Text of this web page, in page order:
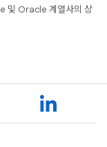
및 Oracle 계열사의 상